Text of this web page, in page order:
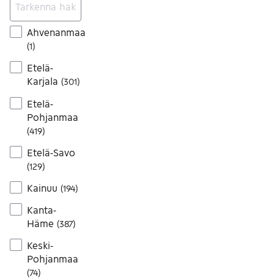
Ahvenanmaa
(1)
Etelä-
Karjala (301)
Etelä-
Pohjanmaa
(419)
Etelä-Savo
(129)
Kainuu (194)
Kanta-
Häme (387)
Keski-
Pohjanmaa
(74)